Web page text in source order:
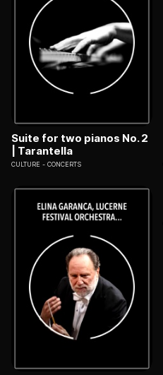
Suite for two pianos No. 2
| Tarantella
CULTURE CONCERTS